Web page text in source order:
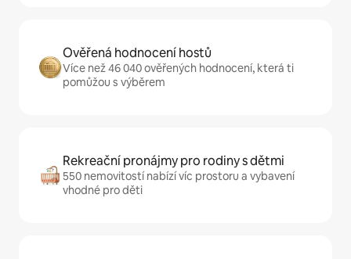
Ověřená hodnocení hostů
Více než 46 040 ověřených hodnocení, která ti
pomůžou s výběrem
Rekreační pronájmy pro rodiny s dětmi
550 nemovitostí nabízí víc prostoru a vybavení
vhodné pro děti